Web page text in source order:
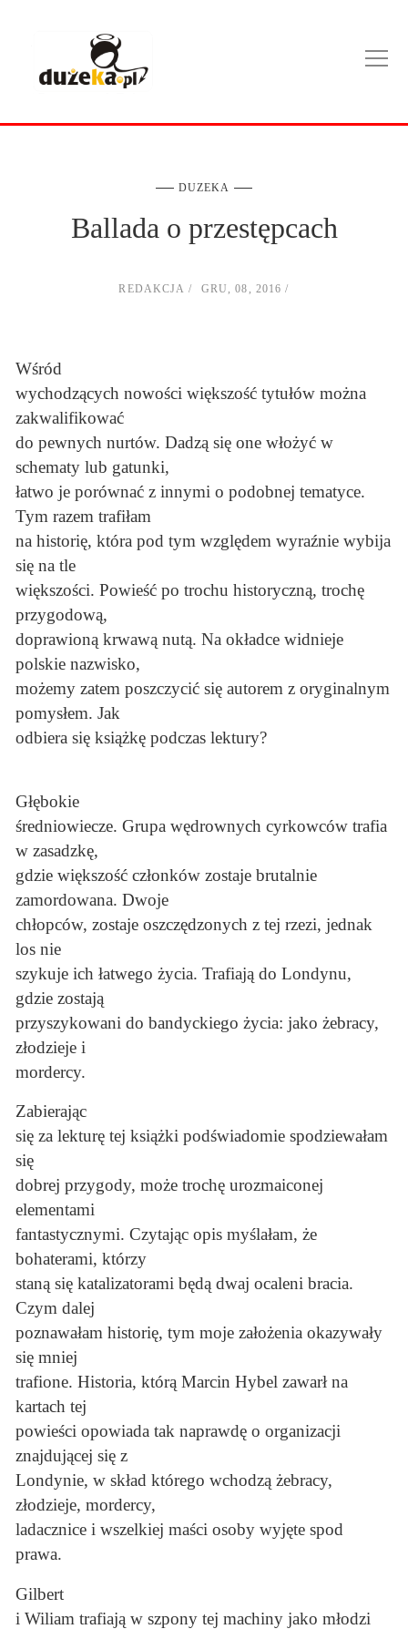
DUZEKA
Ballada o przestępcach
REDAKCJA GRU, 08, 2016
Wśród
wychodzących nowości większość tytułów można
zakwalifikować
do pewnych nurtów. Dadzą się one włożyć w
schematy lub gatunki,
łatwo je porównać z innymi o podobnej tematyce.
Tym razem trafiłam
na historię, która pod tym względem wyraźnie wybija
się na tle
większości. Powieść po trochu historyczną, trochę
przygodową,
doprawioną krwawą nutą. Na okładce widnieje
polskie nazwisko,
możemy zatem poszczycić się autorem z oryginalnym
pomysłem. Jak
odbiera się książkę podczas lektury?
Głębokie
średniowiecze. Grupa wędrownych cyrkowców trafia
w zasadzkę,
gdzie większość członków zostaje brutalnie
zamordowana. Dwoje
chłopców, zostaje oszczędzonych z tej rzezi, jednak
los nie
szykuje ich łatwego życia. Trafiają do Londynu,
gdzie zostają
przyszykowani do bandyckiego życia: jako żebracy,
złodzieje i
mordercy.
Zabierając
się za lekturę tej książki podświadomie spodziewałam
się
dobrej przygody, może trochę urozmaiconej
elementami
fantastycznymi. Czytając opis myślałam, że
bohaterami, którzy
staną się katalizatorami będą dwaj ocaleni bracia.
Czym dalej
poznawałam historię, tym moje założenia okazywały
się mniej
trafione. Historia, którą Marcin Hybel zawarł na
kartach tej
powieści opowiada tak naprawdę o organizacji
znajdującej się z
Londynie, w skład którego wchodzą żebracy,
złodzieje, mordercy,
ladacznice i wszelkiej maści osoby wyjęte spod
prawa.
Gilbert
i Wiliam trafiają w szpony tej machiny jako młodzi